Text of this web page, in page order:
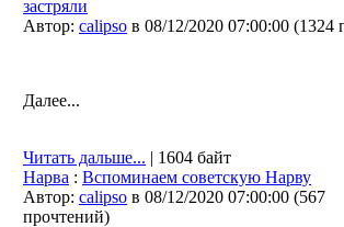
застряли
Автор: calipso в 08/12/2020 07:00:00 (1324
Далее...
Читать дальше... | 1604 байт
Нарва : Вспоминаем советскую Нарву
Автор: calipso в 08/12/2020 07:00:00 (567
прочтений)